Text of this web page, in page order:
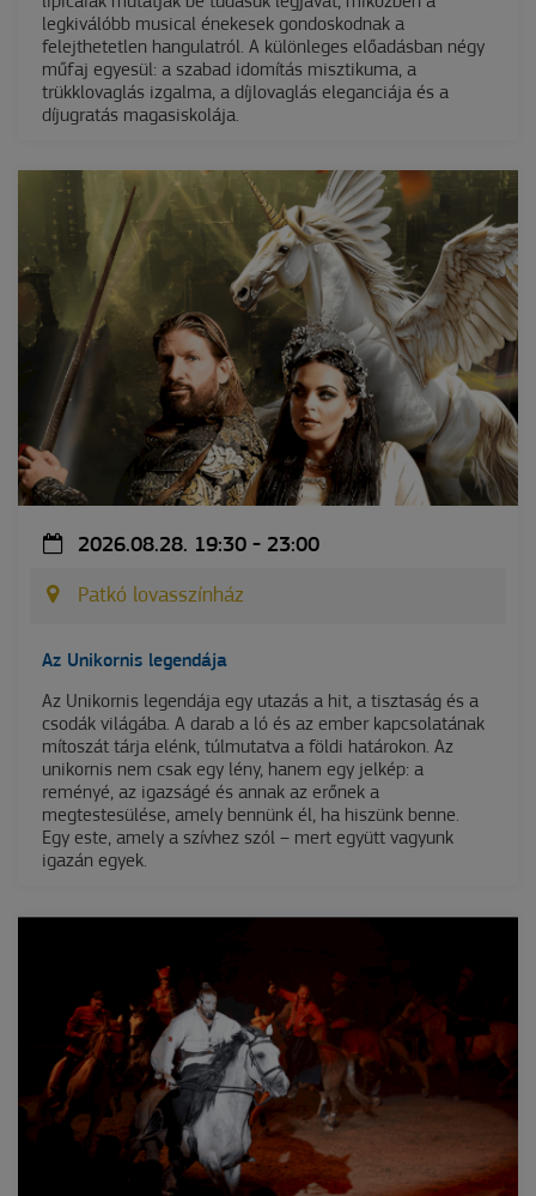
legkiválóbb musical énekesek gondoskodnak a
felejthetetlen hangulatról. A különleges előadásban négy
műfaj egyesül: a szabad idomítás misztikuma, a
trükklovaglás izgalma, a díjlovaglás eleganciája és a
díjugratás magasiskolája.
2026.08.28. 19:30 - 23:00
Patkó lovasszínház
Az Unikornis legendája
Az Unikornis legendája egy utazás a hit, a tisztaság és a
csodák világába. A darab a ló és az ember kapcsolatának
mítoszát tárja elénk, túlmutatva a földi határokon. Az
unikornis nem csak egy lény, hanem egy jelkép: a
reményé, az igazságé és annak az erőnek a
megtestesülése, amely bennünk él, ha hiszünk benne.
Egy este, amely a szívhez szól – mert együtt vagyunk
igazán egyek.